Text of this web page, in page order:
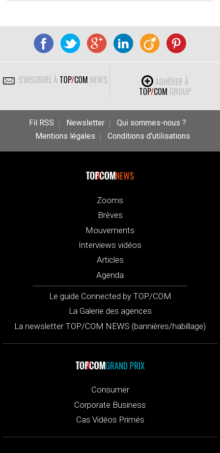
S'INSCRIRE À TOP/COM NEWS
ADHÉRER À
TOP/COM GROUP
Fil RSS Newsletter
Qui sommes-nous ?
Mentions légales
Conditions d’utilisations
NEWS
Zooms
Brèves
Mouvements
Interviews vidéos
Articles
Agenda
Le guide Connected by TOP/COM
La Galerie des agences
La newsletter TOP/COM NEWS (bannières/habillage)
GRAND PRIX
Consumer
Corporate Business
Cas Vidéos Primés